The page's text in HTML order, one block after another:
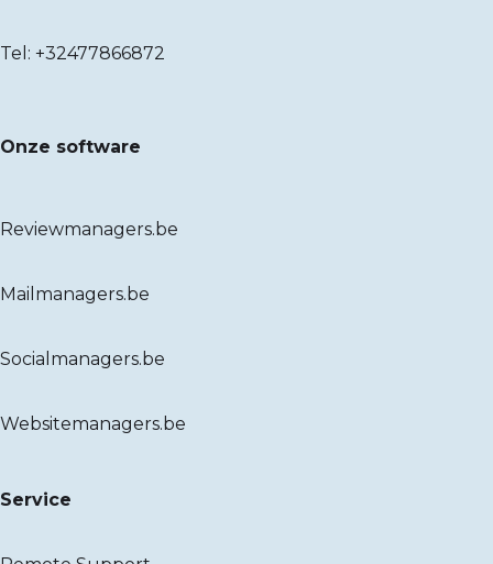
Tel: +32477866872
Onze software
Reviewmanagers.be
Mailmanagers.be
Socialmanagers.be
Websitemanagers.be
Service